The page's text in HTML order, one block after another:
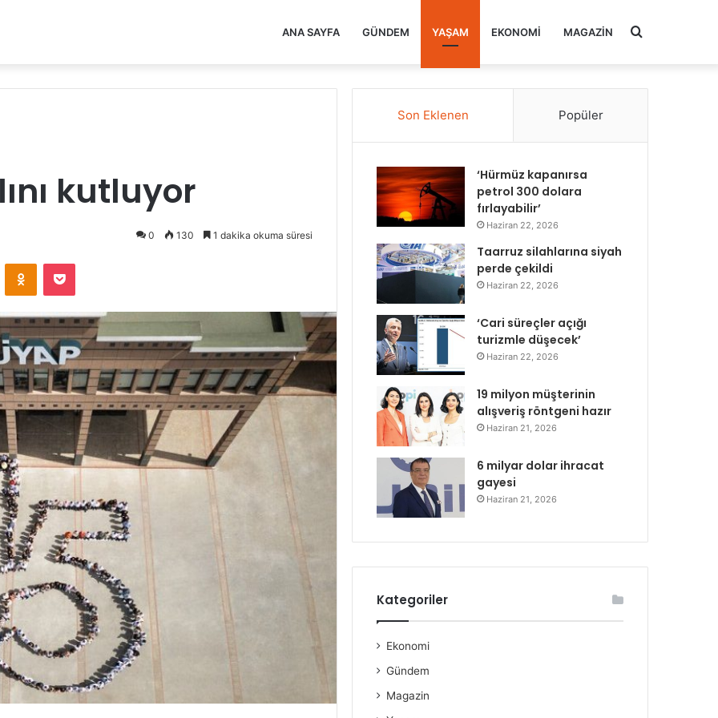
ANA SAYFA GÜNDEM YAŞAM EKONOMI MAGAZIN Arama
kutluyor
0 130 1 dakika okuma süresi
Odnoklassniki
Pocket
Son Eklenen Popüler
‘Hürmüz kapanırsa
petrol 300 dolara
fırlayabilir’
Haziran 22, 2026
Taarruz silahlarına siyah
perde çekildi
Haziran 22, 2026
‘Cari süreçler açığı
turizmle düşecek’
Haziran 22, 2026
19 milyon müşterinin
alışveriş röntgeni hazır
Haziran 21, 2026
6 milyar dolar ihracat
gayesi
Haziran 21, 2026
Kategoriler
Ekonomi
Gündem
Magazin